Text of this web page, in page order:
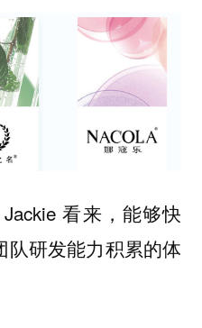
看来，能够快
队研发能力积累的体